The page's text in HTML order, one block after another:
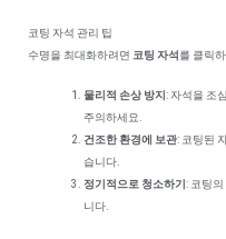
코팅 자석 관리 팁
수명을 최대화하려면 코팅 자석 를 클릭
물리적 손상 방지: 자석을 조
주의하세요.
건조한 환경에 보관: 코팅된
습니다.
정기적으로 청소하기: 코팅
니다.